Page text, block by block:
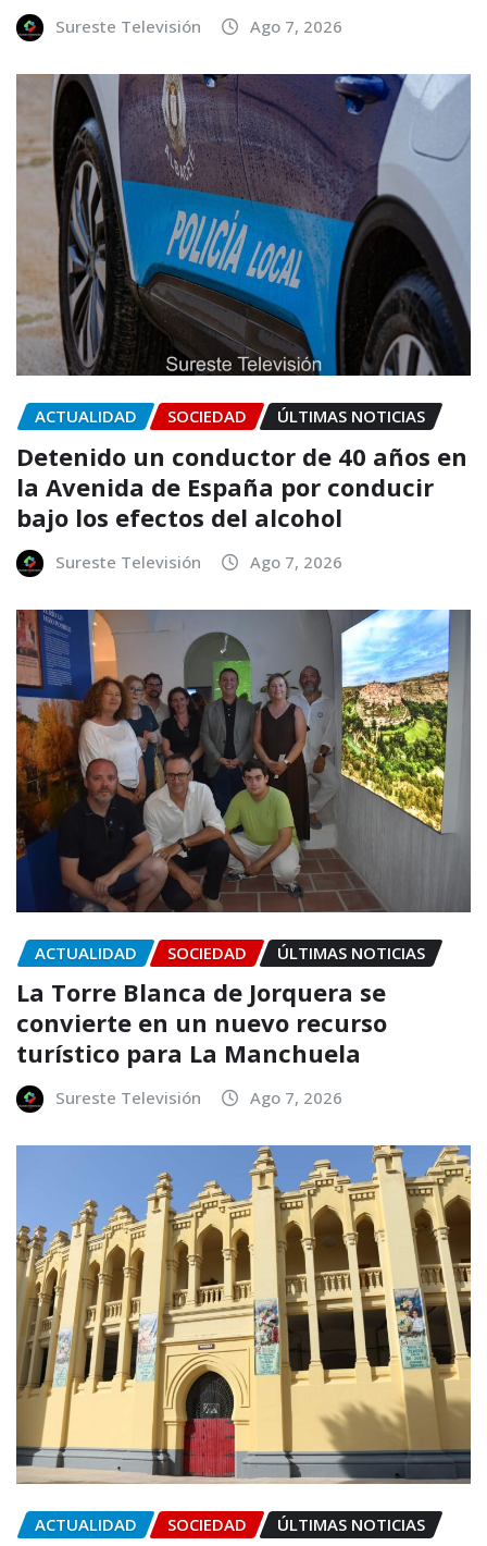
Sureste Televisión Ago 7, 2026
ACTUALIDAD SOCIEDAD ÚLTIMAS NOTICIAS
Detenido un conductor de 40 años en
la Avenida de España por conducir
bajo los efectos del alcohol
Sureste Televisión Ago 7, 2026
ACTUALIDAD SOCIEDAD ÚLTIMAS NOTICIAS
La Torre Blanca de Jorquera se
convierte en un nuevo recurso
turístico para La Manchuela
Sureste Televisión Ago 7, 2026
ACTUALIDAD SOCIEDAD ÚLTIMAS NOTICIAS